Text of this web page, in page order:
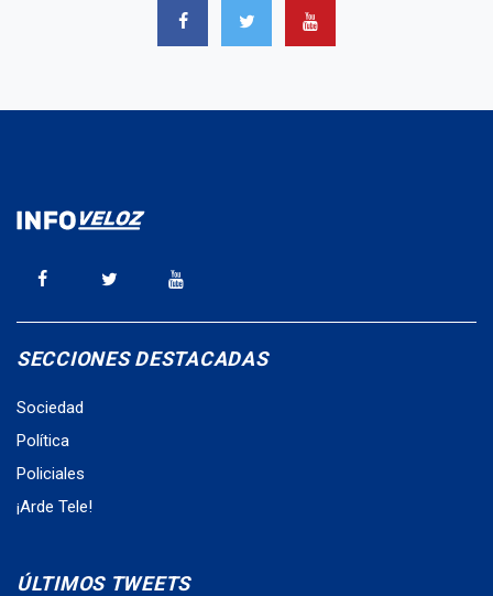
SECCIONES DESTACADAS
Sociedad
Política
Policiales
¡Arde Tele!
ÚLTIMOS TWEETS